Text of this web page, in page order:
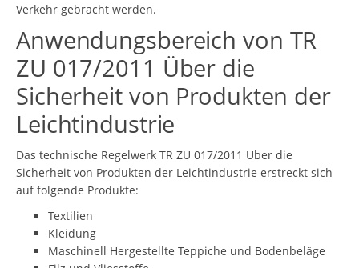
Verkehr gebracht werden.
Anwendungsbereich von TR
ZU 017/2011 Über die
Sicherheit von Produkten der
Leichtindustrie
Das technische Regelwerk TR ZU 017/2011 Über die
Sicherheit von Produkten der Leichtindustrie erstreckt sich
auf folgende Produkte:
Textilien
Kleidung
Maschinell Hergestellte Teppiche und Bodenbeläge